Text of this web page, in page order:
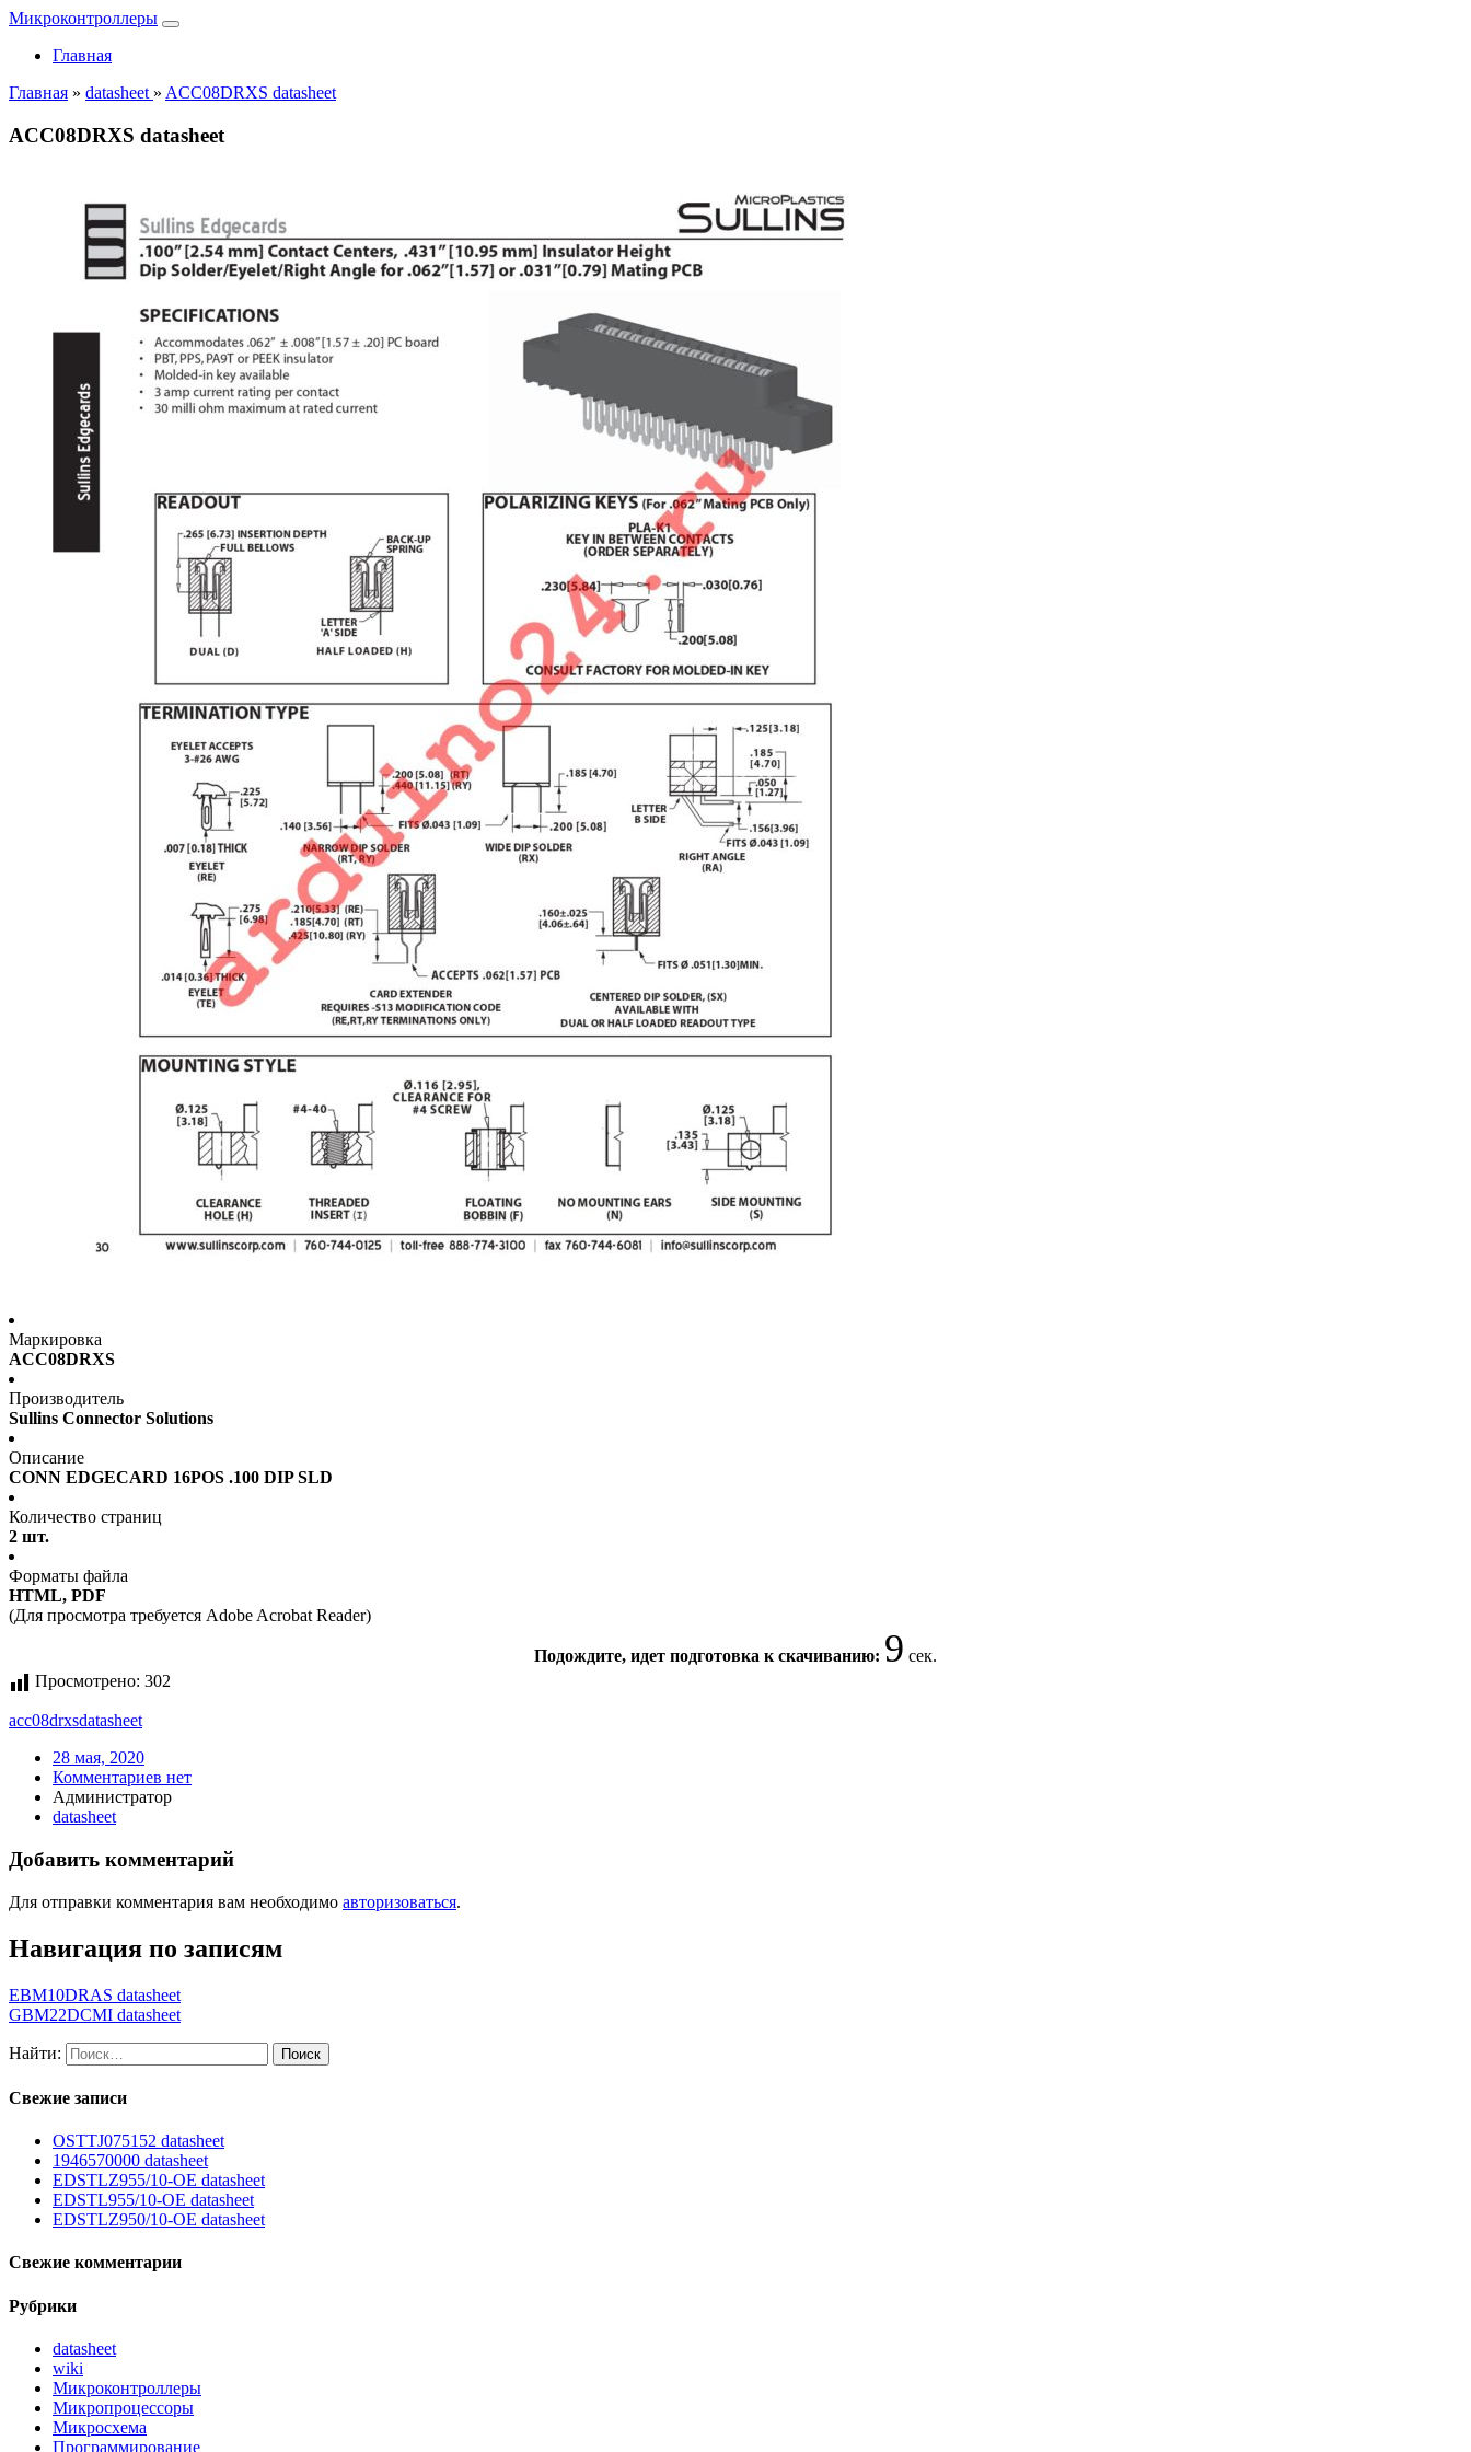
Микроконтроллеры
Главная
Главная » datasheet » ACC08DRXS datasheet
ACC08DRXS datasheet
Маркировка
ACC08DRXS
Производитель
Sullins Connector Solutions
Описание
CONN EDGECARD 16POS .100 DIP SLD
Количество страниц
2 шт.
Форматы файла
HTML, PDF
(Для просмотра требуется Adobe Acrobat Reader)
Подождите, идет подготовка к скачиванию: 9 сек.
Просмотрено: 302
acc08drxsdatasheet
28 мая, 2020
Комментариев нет
Администратор
datasheet
Добавить комментарий
Для отправки комментария вам необходимо авторизоваться.
Навигация по записям
EBM10DRAS datasheet
GBM22DCMI datasheet
Найти:
Свежие записи
OSTTJ075152 datasheet
1946570000 datasheet
EDSTLZ955/10-OE datasheet
EDSTL955/10-OE datasheet
EDSTLZ950/10-OE datasheet
Свежие комментарии
Рубрики
datasheet
wiki
Микроконтроллеры
Микропроцессоры
Микросхема
Программирование